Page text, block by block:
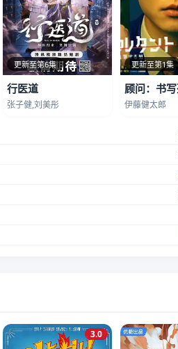
更新至第6集
行医道
张子健,刘美彤
更新至第1集
伊藤健太郎
3.0